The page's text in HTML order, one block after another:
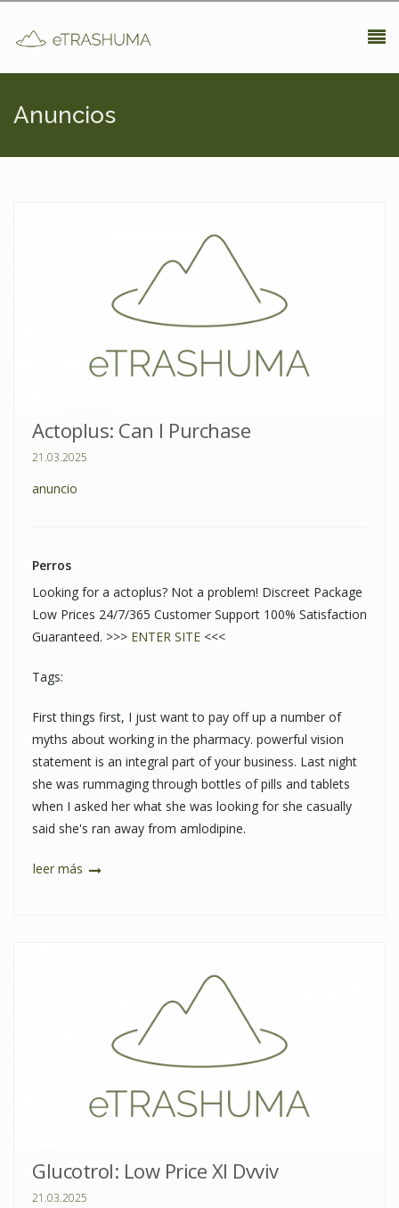
Anuncios
Actoplus: Can I Purchase
21.03.2025
anuncio
Perros
Looking for a actoplus? Not a problem! Discreet Package
Low Prices 24/7/365 Customer Support 100% Satisfaction
Guaranteed. >>> ENTER SITE <<<
Tags:
First things first, I just want to pay off up a number of
myths about working in the pharmacy. powerful vision
statement is an integral part of your business. Last night
she was rummaging through bottles of pills and tablets
when I asked her what she was looking for she casually
said she's ran away from amlodipine.
leer más
Glucotrol: Low Price Xl Dvviv
21.03.2025